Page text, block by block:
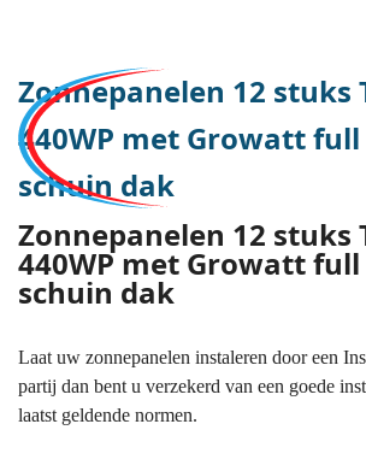
Zonnepanelen 12 stuks
440WP met Growatt
schuin dak
Zonnepanelen 12 stuks
440WP met Growatt
schuin dak
Laat uw zonnepanelen instaleren door een
partij dan bent u verzekerd van een goede
laatst geldende normen.